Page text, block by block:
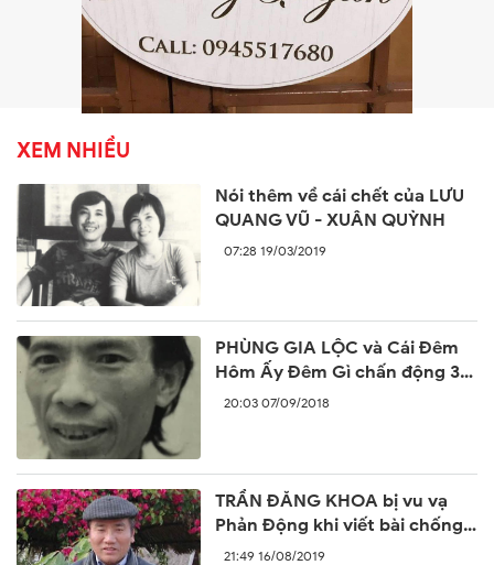
XEM NHIỀU
Nói thêm về cái chết của LƯU
QUANG VŨ - XUÂN QUỲNH
07:28 19/03/2019
PHÙNG GIA LỘC và Cái Đêm
Hôm Ấy Đêm Gì chấn động 30
năm trước
20:03 07/09/2018
TRẦN ĐĂNG KHOA bị vu vạ
Phản Động khi viết bài chống
lại sự ngang ngược của Trung
21:49 16/08/2019